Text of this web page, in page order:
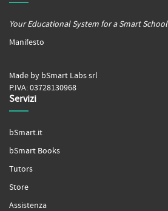
Your Educational System for a Smart School
Manifesto
Made by bSmart Labs srl
P.IVA: 03728130968
Servizi
bSmart.it
bSmart Books
Tutors
Store
Assistenza